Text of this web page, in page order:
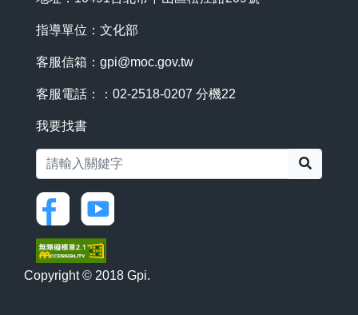
指導單位：文化部
客服信箱： gpi@moc.gov.tw
客服電話：：02-2518-0207 分機22
我要找書
Copyright © 2018 Gpi.